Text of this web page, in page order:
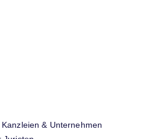
& Unternehmen